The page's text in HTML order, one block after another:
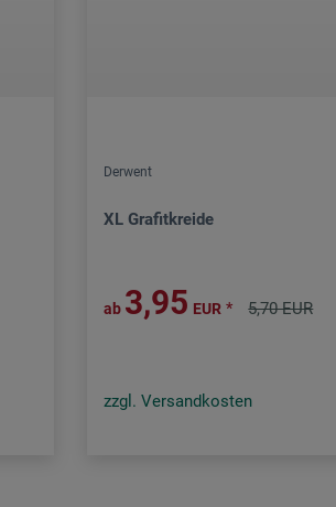
Derwent
XL Grafitkreide
ab 3,95 EUR * 5,70 EUR
zzgl. Versandkosten